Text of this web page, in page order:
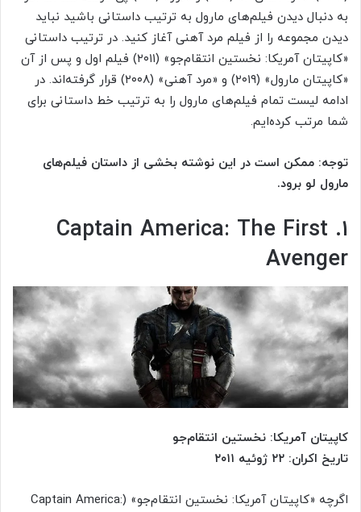
به دنبال دیدن فیلم‌های مارول به ترتیب داستانی باشید نباید
دیدن مجموعه را از فیلم مرد آهنی آغاز کنید. در ترتیب داستانی
«کاپیتان آمریکا: نخستین انتقام‌جو» (۲۰۱۱) فیلم اول و پس از آن
«کاپیتان مارول» (۲۰۱۹) و «مرد آهنی» (۲۰۰۸) قرار گرفته‌اند. در
ادامه لیست تمام فیلم‌های مارول را به ترتیب خط داستانی برای
شما مرتب کرده‌ایم.
توجه: ممکن است در این نوشته بخشی از داستان فیلم‌های
مارول لو برود.
۱. Captain America: The First
Avenger
کاپیتان آمریکا: نخستین انتقام‌جو
تاریخ اکران: ۲۲ ژوئیه ۲۰۱۱
اگرچه «کاپیتان آمریکا: نخستین انتقام‌جو» (Captain America: